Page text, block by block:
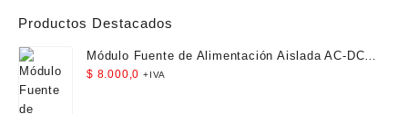
Productos Destacados
Módulo Fuente de Alimentación Aislada AC-DC
12V 300mA 3.5W
$ 8.000,0 +IVA